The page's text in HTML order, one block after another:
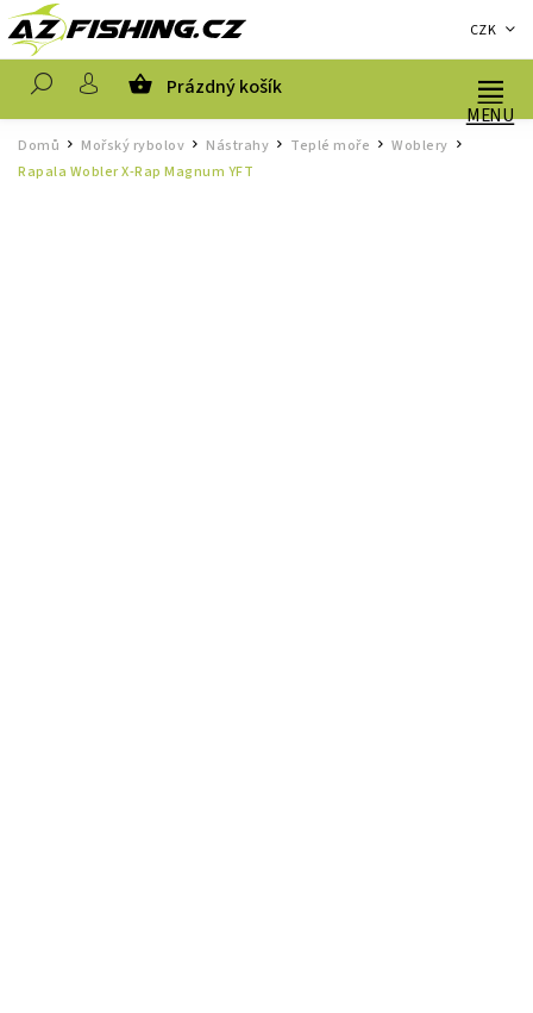
CZK
Prázdný košík
Domů / Mořský rybolov / Nástrahy / Teplé moře / Woblery
Rapala Wobler X-Rap Magnum YFT